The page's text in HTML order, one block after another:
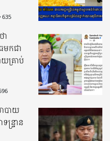
635
ា
មកជា
គ្រាប់
បាយ
ន្ទ្រាន